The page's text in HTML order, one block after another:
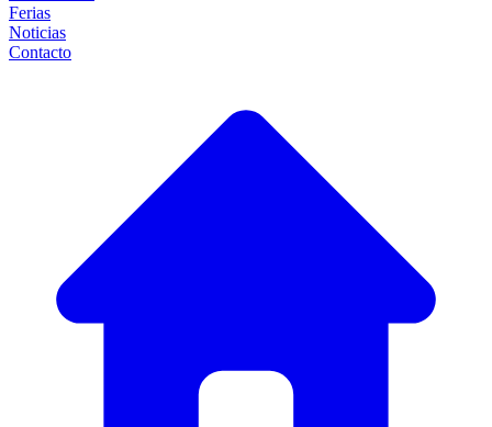
Ferias
Noticias
Contacto